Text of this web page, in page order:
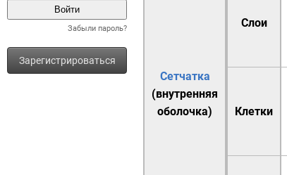
Забыли пароль?
Зарегистрироваться
Сетчатка
(внутренняя
оболочка)
Слои
Клетки